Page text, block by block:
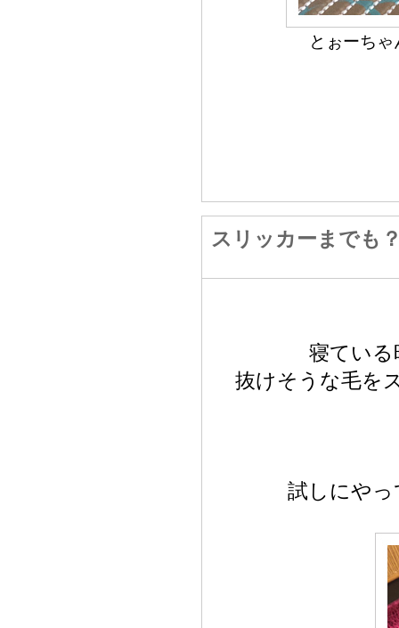
とぉーち
スリッカーまでも
寝てい
抜けそうな毛を
試しにや